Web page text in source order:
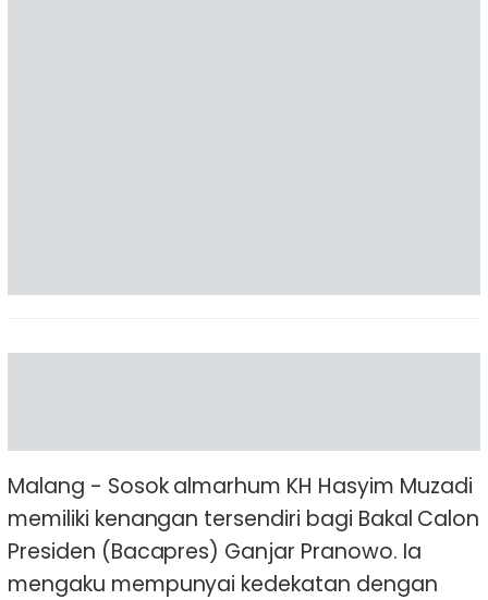
Malang - Sosok almarhum KH Hasyim Muzadi
memiliki kenangan tersendiri bagi Bakal Calon
Presiden (Bacapres) Ganjar Pranowo. Ia
mengaku mempunyai kedekatan dengan